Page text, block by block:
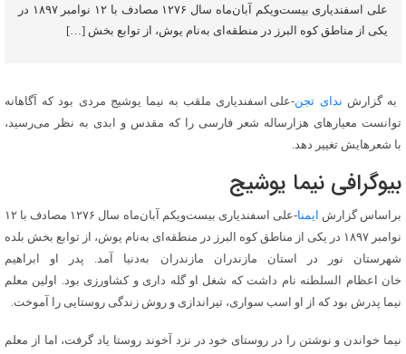
علی اسفندیاری بیست‌ویکم آبان‌ماه سال ۱۲۷۶ مصادف با ۱۲ نوامبر ۱۸۹۷ در
یکی از مناطق کوه البرز در منطقه‌ای به‌نام یوش، از توابع بخش […]
به گزارش ندای تجن-علی اسفندیاری ملقب به نیما یوشیج مردی بود که آگاهانه
توانست معیارهای هزارساله شعر فارسی را که مقدس و ابدی به نظر می‌رسید،
با شعرهایش تغییر دهد.
بیوگرافی نیما یوشیج
براساس گزارش ایمنا
-علی اسفندیاری بیست‌ویکم آبان‌ماه سال ۱۲۷۶ مصادف با ۱۲
نوامبر ۱۸۹۷ در یکی از مناطق کوه البرز در منطقه‌ای به‌نام یوش، از توابع بخش بلده
شهرستان نور در استان مازندران مازندران به‌دنیا آمد. پدر او ابراهیم
خان اعظام السلطنه نام داشت که شغل او گله داری و کشاورزی بود. اولین معلم
نیما پدرش بود که از او اسب سواری، تیراندازی و روش زندگی روستایی را آموخت.
نیما خواندن و نوشتن را در روستای خود در نزد آخوند روستا یاد گرفت، اما از معلم